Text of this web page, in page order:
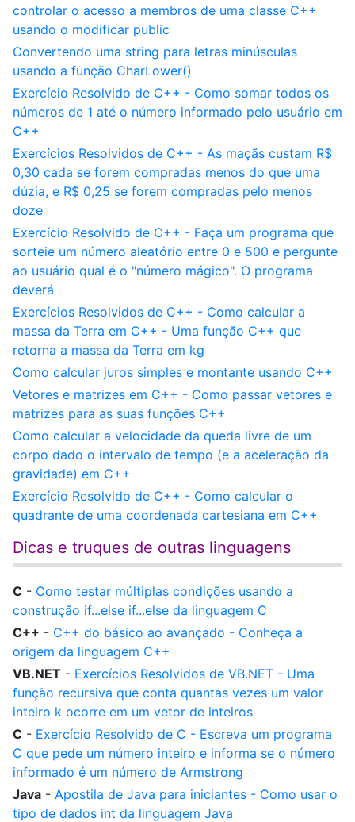
controlar o acesso a membros de uma classe C++
usando o modificar public
Convertendo uma string para letras minúsculas
usando a função CharLower()
Exercício Resolvido de C++ - Como somar todos os
números de 1 até o número informado pelo usuário em
C++
Exercícios Resolvidos de C++ - As maçãs custam R$
0,30 cada se forem compradas menos do que uma
dúzia, e R$ 0,25 se forem compradas pelo menos
doze
Exercício Resolvido de C++ - Faça um programa que
sorteie um número aleatório entre 0 e 500 e pergunte
ao usuário qual é o "número mágico". O programa
deverá
Exercícios Resolvidos de C++ - Como calcular a
massa da Terra em C++ - Uma função C++ que
retorna a massa da Terra em kg
Como calcular juros simples e montante usando C++
Vetores e matrizes em C++ - Como passar vetores e
matrizes para as suas funções C++
Como calcular a velocidade da queda livre de um
corpo dado o intervalo de tempo (e a aceleração da
gravidade) em C++
Exercício Resolvido de C++ - Como calcular o
quadrante de uma coordenada cartesiana em C++
Dicas e truques de outras linguagens
C - Como testar múltiplas condições usando a
construção if...else if...else da linguagem C
C++ - C++ do básico ao avançado - Conheça a
origem da linguagem C++
VB.NET - Exercícios Resolvidos de VB.NET - Uma
função recursiva que conta quantas vezes um valor
inteiro k ocorre em um vetor de inteiros
C - Exercício Resolvido de C - Escreva um programa
C que pede um número inteiro e informa se o número
informado é um número de Armstrong
Java - Apostila de Java para iniciantes - Como usar o
tipo de dados int da linguagem Java